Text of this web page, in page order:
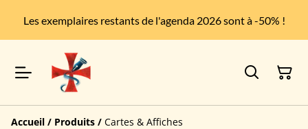
Les exemplaires restants de l'agenda 2026 sont à -50% !
Accueil / Produits / Cartes & Affiches